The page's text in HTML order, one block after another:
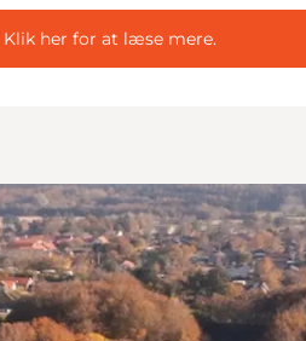
Klik her for at læse mere.